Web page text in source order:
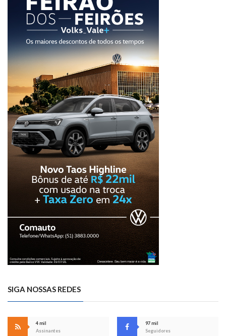
SIGA NOSSAS REDES
4 mil
Assinantes
97 mil
Seguidores